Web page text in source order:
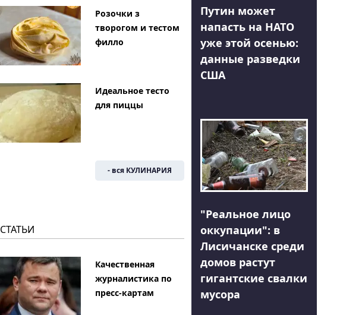
Розочки з
творогом и тестом
филло
Идеальное тесто
для пиццы
- вся КУЛИНАРИЯ
СТАТЬИ
Качественная
журналистика по
пресс-картам
Путин может
напасть на НАТО
уже этой осенью:
данные разведки
США
"Реальное лицо
оккупации": в
Лисичанске среди
домов растут
гигантские свалки
мусора